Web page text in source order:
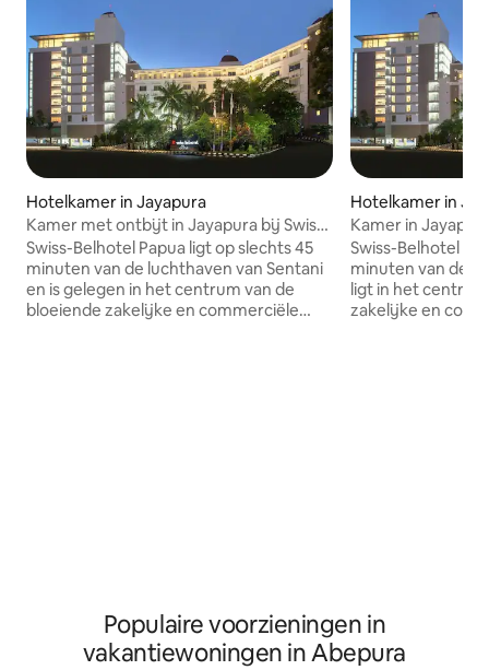
Hotelkamer in Jayapura
Kamer met ontbijt in Jayapura bij Swiss-
Belhotel
Swiss-Belhotel Papua ligt op slechts 45
minuten van de luchthaven van Sentani
en is gelegen in het centrum van de
bloeiende zakelijke en commerciële
Hotelkamer in
Kamer in
Swiss-Belhotel
minuten van de
ligt in het
zakelijke en
Populaire voorzieningen in
vakantiewoningen in Abepura